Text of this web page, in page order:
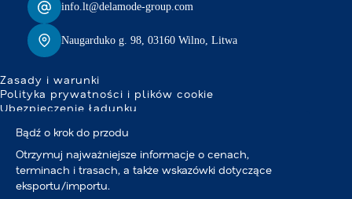
info.lt@delamode-group.com
Naugarduko g. 98, 03160 Wilno, Litwa
Zasady i warunki
Polityka prywatności i plików cookie
Ubezpieczenie ładunku
Bądź o krok do przodu
Otrzymuj najważniejsze informacje o cenach,
terminach i trasach, a także wskazówki dotyczące
eksportu/importu.